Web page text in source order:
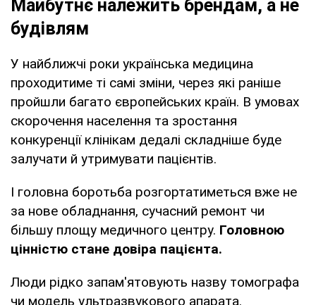
Майбутнє належить брендам, а не
будівлям
У найближчі роки українська медицина
проходитиме ті самі зміни, через які раніше
пройшли багато європейських країн. В умовах
скорочення населення та зростання
конкуренції клінікам дедалі складніше буде
залучати й утримувати пацієнтів.
І головна боротьба розгортатиметься вже не
за нове обладнання, сучасний ремонт чи
більшу площу медичного центру. Головною
цінністю стане довіра пацієнта.
Люди рідко запам'ятовують назву томографа
чи модель ультразвукового апарата.